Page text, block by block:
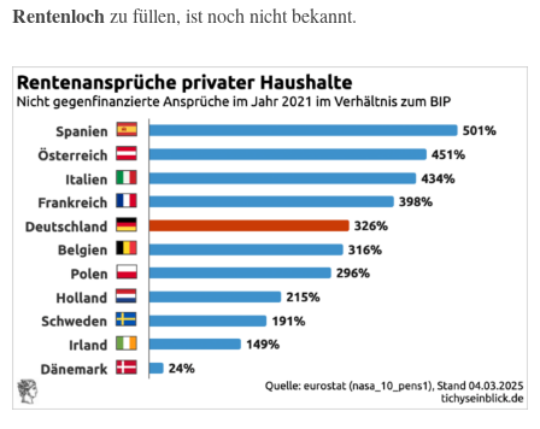
Rentenlochzu füllen, ist noch nicht bekannt.